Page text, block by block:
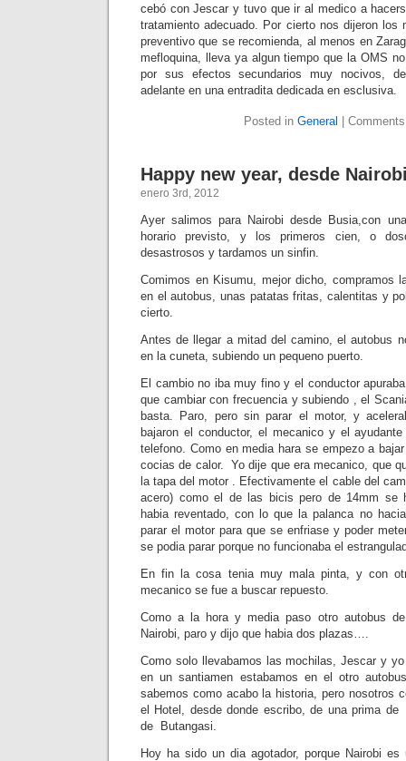
cebó con Jescar y tuvo que ir al medico a
tratamiento adecuado. Por cierto nos dijeron los
preventivo que se recomienda, al menos en
mefloquina, lleva ya algun tiempo que la OMS
por sus efectos secundarios muy nocivos,
adelante en una entradita dedicada en esclusiva.
Posted in General
Happy new year, desde
enero 3rd, 2012
Ayer salimos para Nairobi desde Busia,con
horario previsto, y los primeros cien, o
desastrosos y tardamos un sinfin.
Comimos en Kisumu, mejor dicho, compramos
en el autobus, unas patatas fritas, calentitas y
cierto.
Antes de llegar a mitad del camino, el autobus
en la cuneta, subiendo un pequeno puerto.
El cambio no iba muy fino y el conductor
que cambiar con frecuencia y subiendo , el
basta. Paro, pero sin parar el motor, y
bajaron el conductor, el mecanico y el
telefono. Como en media hara se empezo a
cocias de calor. Yo dije que era mecanico, que
la tapa del motor . Efectivamente el cable del
acero) como el de las bicis pero de 14mm se
habia reventado, con lo que la palanca no
parar el motor para que se enfriase y poder
se podia parar porque no funcionaba el
En fin la cosa tenia muy mala pinta, y con
mecanico se fue a buscar repuesto.
Como a la hora y media paso otro autobus
Nairobi, paro y dijo que habia dos plazas….
Como solo llevabamos las mochilas, Jescar y
en un santiamen estabamos en el otro
sabemos como acabo la historia, pero nosotros
el Hotel, desde donde escribo, de una prima
de Butangasi.
Hoy ha sido un dia agotador, porque Nairobi es